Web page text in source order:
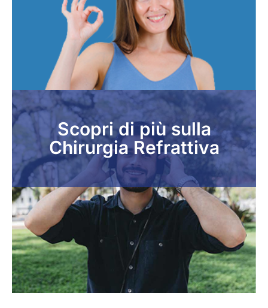
Scopri di più sulla
Chirurgia Refrattiva